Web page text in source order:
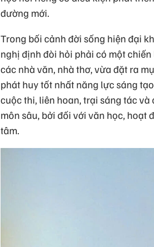
đường mới.
Trong bối cảnh đời sống hiện đại
nghị định đòi hỏi phải có một
các nhà văn, nhà thơ, vừa đặt ra
phát huy tốt nhất năng lực sáng
cuộc thi, liên hoan, trại sáng tác
môn sâu, bởi đối với văn học, hoạt
tâm.